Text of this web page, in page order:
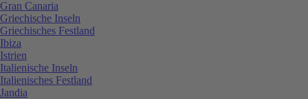
Gran Canaria
Griechische Inseln
Griechisches Festland
Ibiza
Istrien
Italienische Inseln
Italienisches Festland
Jandia